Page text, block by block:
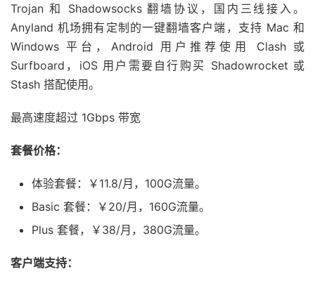
Trojan 和 Shadowsocks 翻墙协议，国内三线接入。
Anyland 机场拥有定制的一键翻墙客户端，支持 Mac 和
Windows 平台，Android 用户推荐使用 Clash 或
Surfboard，iOS 用户需要自行购买 Shadowrocket 或
Stash 搭配使用。
最高速度超过 1Gbps 带宽
套餐价格：
体验套餐：￥11.8/月，100G流量。
Basic 套餐：￥20/月，160G流量。
Plus 套餐，￥38/月，380G流量。
客户端支持：